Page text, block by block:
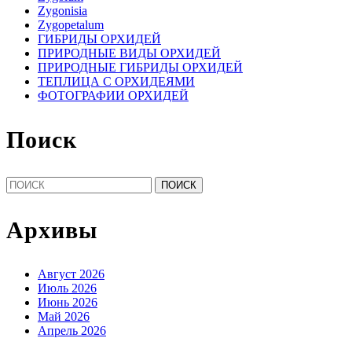
Zygonisia
Zygopetalum
ГИБРИДЫ ОРХИДЕЙ
ПРИРОДНЫЕ ВИДЫ ОРХИДЕЙ
ПРИРОДНЫЕ ГИБРИДЫ ОРХИДЕЙ
ТЕПЛИЦА С ОРХИДЕЯМИ
ФОТОГРАФИИ ОРХИДЕЙ
Поиск
Найти:
Архивы
Август 2026
Июль 2026
Июнь 2026
Май 2026
Апрель 2026